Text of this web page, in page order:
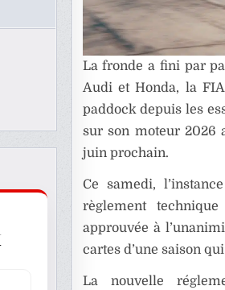
La fronde a fini par
Audi et Honda, la
paddock depuis les
sur son moteur 2026
juin prochain.
Ce samedi,
règlement
approuvée à
cartes d’une saison
La nouvelle